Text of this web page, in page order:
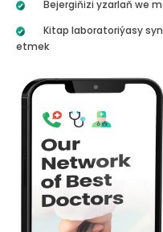
Bejergiňizi yzarlaň we
Kitap laboratoriýasy
etmek